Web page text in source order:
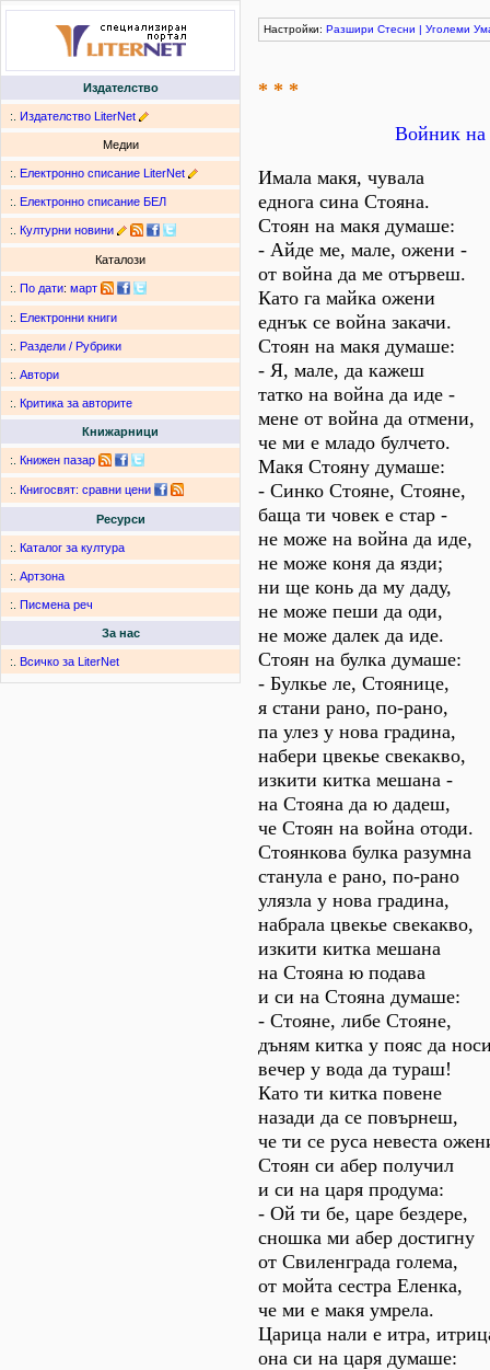
Издателство
:. Издателство LiterNet
Медии
:. Електронно списание LiterNet
:. Електронно списание БЕЛ
:. Културни новини
Каталози
:. По дати: март
:. Електронни книги
:. Раздели / Рубрики
:. Автори
:. Критика за авторите
Книжарници
:. Книжен пазар
:. Книгосвят: сравни цени
Ресурси
:. Каталог за култура
:. Артзона
:. Писмена реч
За нас
:. Всичко за LiterNet
Настройки: Разшири Стесни | Уголеми
* * *
Войник на
Имала макя, чувала
еднога сина Стояна.
Стоян на макя думаше:
- Айде ме, мале, ожени -
от война да ме отървеш.
Като га майка ожени
еднък се война закачи.
Стоян на макя думаше:
- Я, мале, да кажеш
татко на война да иде -
мене от война да отмени,
че ми е младо булчето.
Макя Стояну думаше:
- Синко Стояне, Стояне,
баща ти човек е стар -
не може на война да иде,
не може коня да язди;
ни ще конь да му даду,
не може пеши да оди,
не може далек да иде.
Стоян на булка думаше:
- Булкье ле, Стоянице,
я стани рано, по-рано,
па улез у нова градина,
набери цвекье свекакво,
изкити китка мешана -
на Стояна да ю дадеш,
че Стоян на война отоди.
Стоянкова булка разумна
станула е рано, по-рано
улязла у нова градина,
набрала цвекье свекакво,
изкити китка мешана
на Стояна ю подава
и си на Стояна думаше:
- Стояне, либе Стояне,
дъням китка у пояс да
вечер у вода да тураш!
Като ти китка повене
назади да се повърнеш,
че ти се руса невеста
Стоян си абер получил
и си на царя продума:
- Ой ти бе, царе бездере,
сношка ми абер достигну
от Свиленграда голема,
от мойта сестра Еленка,
че ми е макя умрела.
Царица нали е итра,
она си на царя думаше: